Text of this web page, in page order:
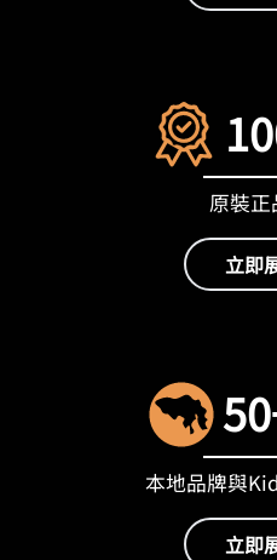
原裝
立即
本地品牌與
立即